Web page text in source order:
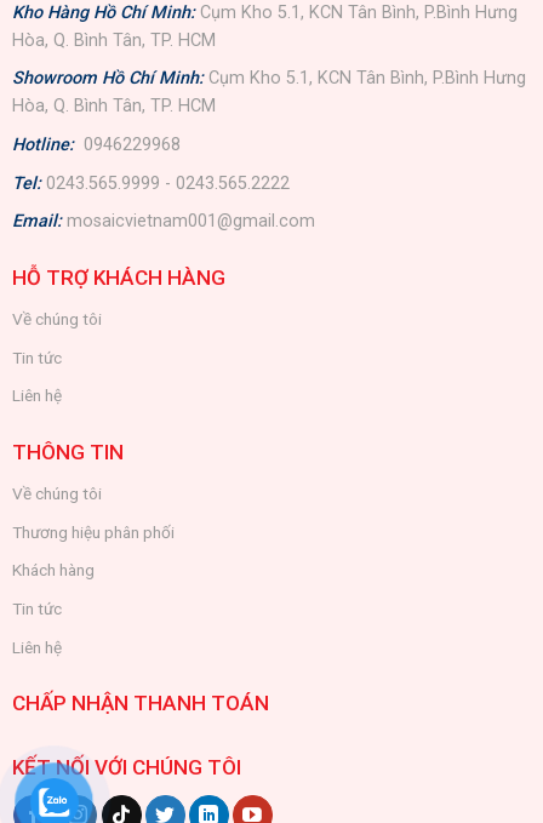
Kho Hàng Hồ Chí Minh: Cụm Kho 5.1, KCN Tân Bình, P.Bình Hưng
Hòa, Q. Bình Tân, TP. HCM
Showroom Hồ Chí Minh: Cụm Kho 5.1, KCN Tân Bình, P.Bình Hưng
Hòa, Q. Bình Tân, TP. HCM
Hotline: 0946229968
Tel: 0243.565.9999 - 0243.565.2222
Email: mosaicvietnam001@gmail.com
HỖ TRỢ KHÁCH HÀNG
Về chúng tôi
Tin tức
Liên hệ
THÔNG TIN
Về chúng tôi
Thương hiệu phân phối
Khách hàng
Tin tức
Liên hệ
CHẤP NHẬN THANH TOÁN
KẾT NỐI VỚI CHÚNG TÔI